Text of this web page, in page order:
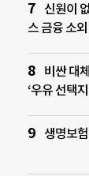
신원이
스 금융 소
비싼 대
‘우유 선택
생명보